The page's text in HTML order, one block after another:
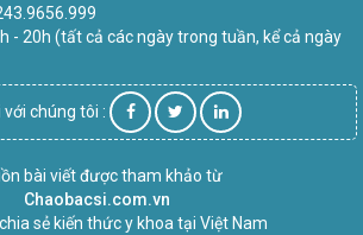
- 20h (tất cả các ngày trong tuần, kể cả ngày
với chúng tôi :
bài viết được tham khảo từ
Chaobacsi.com.vn
sẻ kiến thức y khoa tại Việt Nam